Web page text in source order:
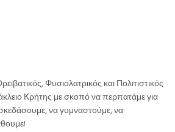
Φυσιολατρικός και Πολιτιστικός
Κρήτης με σκοπό να περπατάμε για
να γυμναστούμε, να